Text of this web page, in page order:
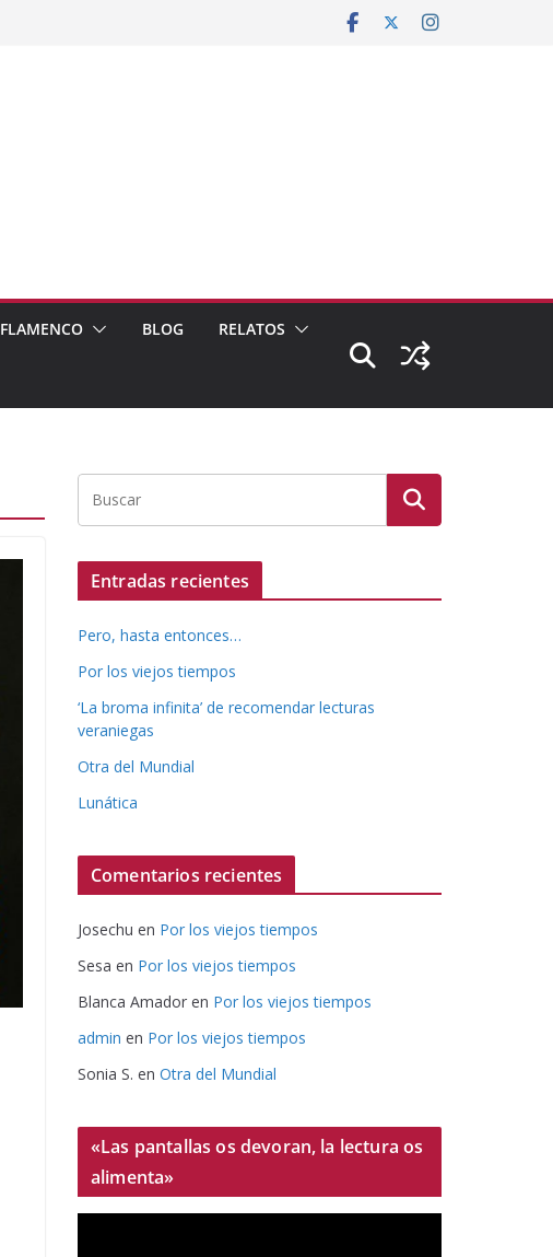
FLAMENCO BLOG RELATOS
Entradas recientes
Pero, hasta entonces…
Por los viejos tiempos
‘La broma infinita’ de recomendar lecturas
veraniegas
Otra del Mundial
Lunática
Comentarios recientes
Josechu en Por los viejos tiempos
Sesa en Por los viejos tiempos
Blanca Amador en Por los viejos tiempos
admin en Por los viejos tiempos
Sonia S. en Otra del Mundial
«Las pantallas os devoran, la lectura os
alimenta»